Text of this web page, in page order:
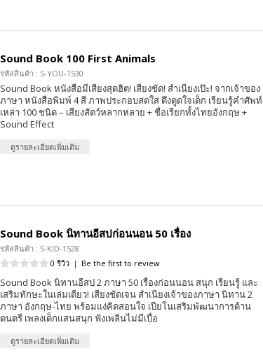
Sound Book 100 First Animals
รหัสสินค้า : S-YOU-1530
Sound Book หนังสือมีเสียงสุดฮิต! เสียงชัด! สำเนียงเป๊ะ! จากเจ้าของ
ภาษา หนังสือพิมพ์ 4 สี ภาพประกอบสดใส ดึงดูดใจเด็ก เรียนรู้คำศัพท์
เหล่า 100 ชนิด – เสียงสัตว์หลากหลาย + ชื่อเรียกทั้งไทยอังกฤษ +
Sound Effect
ดูรายละเอียดเพิ่มเติม
Sound Book นิทานอีสปก่อนนอน 50 เรื่อง
รหัสสินค้า : S-KID-1528
0 รีวิว | Be the first to review
Sound Book นิทานอีสป 2 ภาษา 50 เรื่องก่อนนอน สนุก เรียนรู้ และ
เสริมทักษะในเล่มเดียว! เสียงชัดเจน สำเนียงเจ้าของภาษา นิทาน 2
ภาษา อังกฤษ-ไทย พร้อมแง่คิดสอนใจ เปียโนเสริมพัฒนาการด้าน
ดนตรี เพลงเด็กแสนสนุก ฟังเพลินไม่มีเบื่อ
ดูรายละเอียดเพิ่มเติม